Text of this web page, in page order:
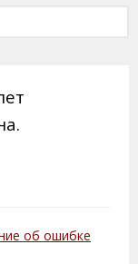
об ошибке